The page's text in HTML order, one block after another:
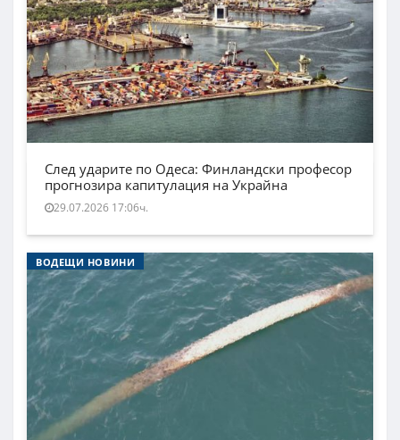
След ударите по Одеса: Финландски професор
прогнозира капитулация на Украйна
29.07.2026 17:06ч.
ВОДЕЩИ НОВИНИ